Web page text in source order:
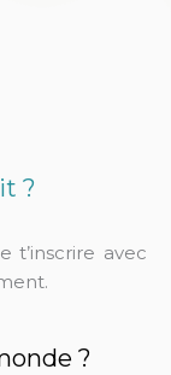
?
t’inscrire avec
?